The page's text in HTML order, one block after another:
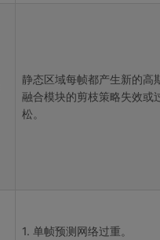
静态区域每帧都产生新的高
融合模块的剪枝策略失效或
松。
1. 单帧预测网络过重。